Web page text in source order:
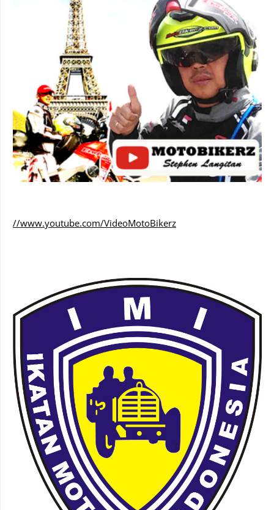
//www.youtube.com/VideoMotoBikerz